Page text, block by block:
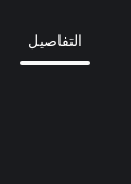
التفاصيل